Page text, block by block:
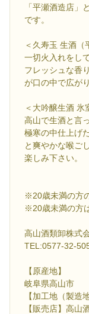
「平瀬酒造店」
です。
＜久寿玉 生酒（
一切火入れをし
フレッシュな香
が口の中で広が
＜大吟醸生酒 氷
高山で生酒と言
極寒の中仕上げ
と爽やかな喉ご
楽しみ下さい。
※20歳未満の方
※20歳未満の方
高山酒類卸株式
TEL:0577-32-
【原産地】
岐阜県高山市
【加工地（製造
【販売店】高山